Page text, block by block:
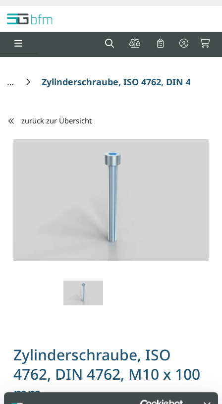
Zylinderschraube, ISO 4762, DIN 4762,
zurück zur Übersicht
Zylinderschraube, ISO
4762, DIN 4762, M10 x 100
mm